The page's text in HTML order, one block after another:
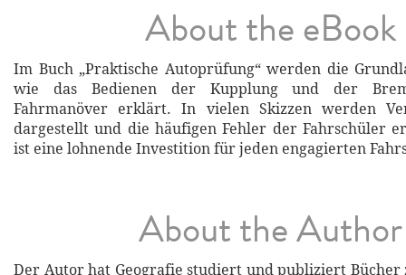
About the eBook
Im Buch „Praktische Autoprüfung“ werden die
wie das Bedienen der Kupplung und der
Fahrmanöver erklärt. In vielen Skizzen werden
dargestellt und die häufigen Fehler der Fahrschüler
ist eine lohnende Investition für jeden engagierten
About the Author
Der Autor hat Geografie studiert und publiziert Bücher